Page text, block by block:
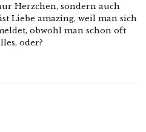
Herzchen, sondern auch
Liebe amazing, weil man sich
obwohl man schon oft
oder?